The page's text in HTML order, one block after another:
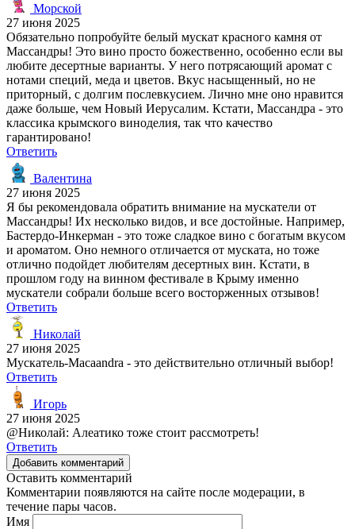
Морской
27 июня 2025
Обязательно попробуйте белый мускат красного камня от
Массандры! Это вино просто божественно, особенно если вы
любите десертные варианты. У него потрясающий аромат с
нотами специй, меда и цветов. Вкус насыщенный, но не
приторный, с долгим послевкусием. Лично мне оно нравится
даже больше, чем Новый Иерусалим. Кстати, Массандра - это
классика крымского виноделия, так что качество
гарантировано!
Ответить
Валентина
27 июня 2025
Я бы рекомендовала обратить внимание на мускатели от
Массандры! Их несколько видов, и все достойные. Например,
Бастердо-Инкерман - это тоже сладкое вино с богатым вкусом
и ароматом. Оно немного отличается от муската, но тоже
отлично подойдет любителям десертных вин. Кстати, в
прошлом году на винном фестивале в Крыму именно
мускатели собрали больше всего восторженных отзывов!
Ответить
Николай
27 июня 2025
Мускатель-Масаandra - это действительно отличный выбор!
Ответить
Игорь
27 июня 2025
@Николай: Алеатико тоже стоит рассмотреть!
Ответить
Добавить комментарий
Оставить комментарий
Комментарии появляются на сайте после модерации, в
течение пары часов.
Имя